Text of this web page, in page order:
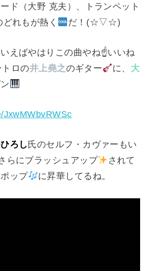
ド（大野 克夫）、トランペット
どれもが熱く
だ！(⁠☆⁠▽⁠☆⁠)
えばやはりこの曲やね☝️いいね
ロの井上堯之のギター に、 大
JxwMWbvRWSc
ろし氏のセルフ・カヴァーもい
にブラッシュアップ
されて
ップ
に昇華してるね。